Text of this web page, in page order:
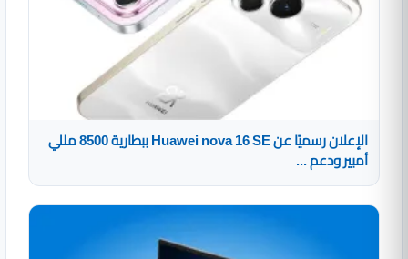
الإعلان رسميًا عن Huawei nova 16 SE ببطارية 8500 مللي
أمبير ودعم ...